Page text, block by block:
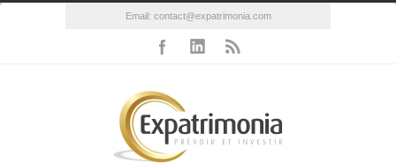
Email: contact@expatrimonia.com